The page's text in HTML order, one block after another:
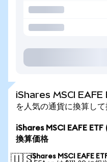
iShares MSCI
を人気の通貨に換算し
iShares MSCI EAFE
換算価格
iShares MSCI EAFE